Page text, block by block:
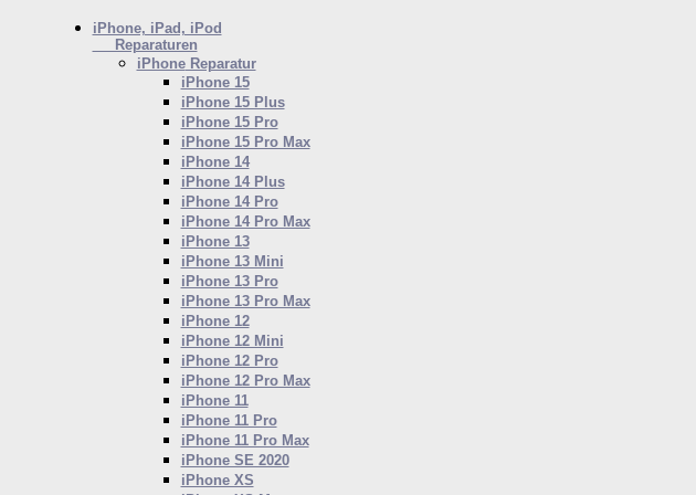
iPhone, iPad, iPod
Reparaturen
iPhoneReparatur
iPhone 15
iPhone 15 Plus
iPhone 15 Pro
iPhone 15 Pro Max
iPhone 14
iPhone 14 Plus
iPhone 14 Pro
iPhone 14 Pro Max
iPhone 13
iPhone 13 Mini
iPhone 13 Pro
iPhone 13 Pro Max
iPhone 12
iPhone 12 Mini
iPhone 12 Pro
iPhone 12 Pro Max
iPhone 11
iPhone 11 Pro
iPhone 11 Pro Max
iPhone SE 2020
iPhone XS